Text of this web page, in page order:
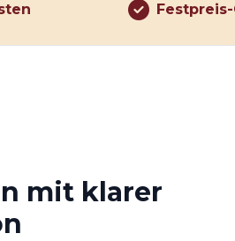
mit klarer